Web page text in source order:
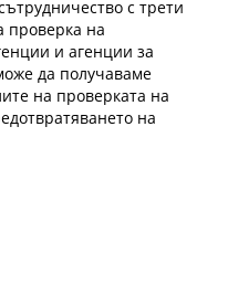
с трети
проверка на
и агенции за
да получаваме
на проверката на
на